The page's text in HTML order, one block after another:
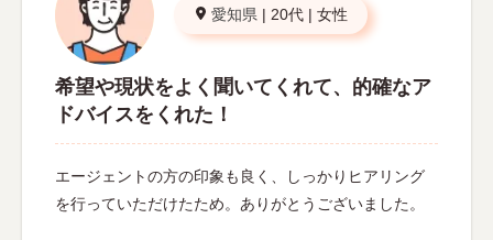
愛知県 | 20代 | 女性
希望や現状をよく聞いてくれて、的確なア
ドバイスをくれた！
エージェントの方の印象も良く、しっかりヒアリング
を行っていただけたため。ありがとうございました。